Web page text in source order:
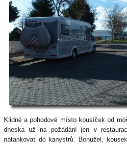
Klidné a pohodové místo kousíček od
dneska už na požádání jen v
natankovat do kanystrů. Bohužel,